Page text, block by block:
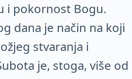
i pokornost Bogu.
dana je način na koji
stvaranja i
je, stoga, više od